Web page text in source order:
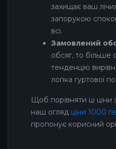
захищає ваш
запорукою
всі.
Замовлений
обсяг, то більше
тенденцію
логіка гуртової
Щоб порівняти ці
наш огляд ціни 1000
пропонує корисний